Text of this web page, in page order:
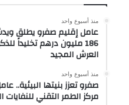
منذ أسبوع واحد
عامل إقليم صفرو يطلق
186 مليون درهم تخليداً
العرش المجيد
منذ أسبوع واحد
صفرو تعزز بنيتها البيئية..
مركز الطمر التقني للنفايات